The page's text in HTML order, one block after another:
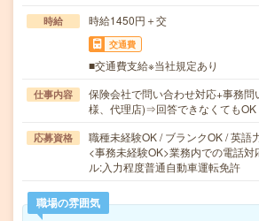
時給 時給1450円＋交
交通費
■交通費支給※当社規定あり
仕事内容
保険会社で問い合わせ対応+事務
様、代理店)⇒回答できなくても
応募資格
職種未経験OK / ブランクOK / 英語
<事務未経験OK>業務内での電話
ル:入力程度普通自動車運転免許
職場の雰囲気